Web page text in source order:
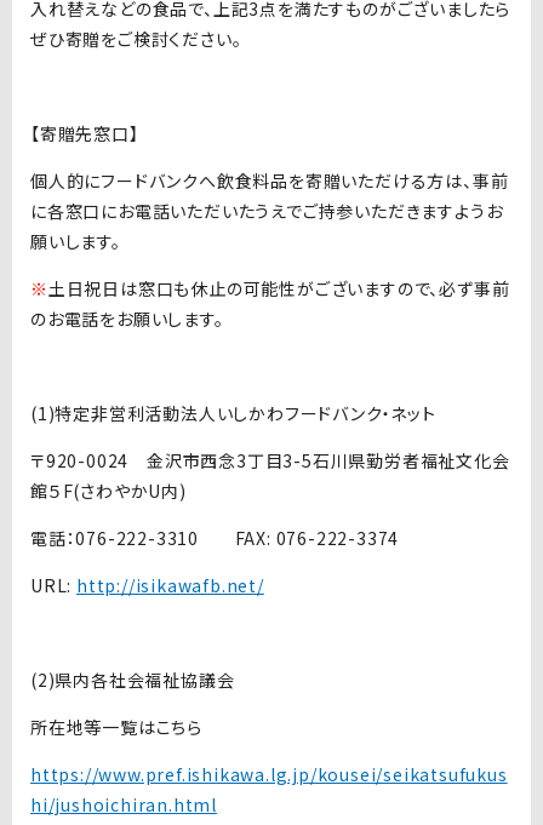
入れ替えなどの食品で、上記3点を満たすものがございましたら
ぜひ寄贈をご検討ください。
【寄贈先窓口】
個人的にフードバンクへ飲食料品を寄贈いただける方は、事前
に各窓口にお電話いただいたうえでご持参いただきますようお
願いします。
※ 土日祝日は窓口も休止の可能性がございますので、必ず事前
のお電話をお願いします。
(1)特定非営利活動法人いしかわフードバンク・ネット
〒920-0024 金沢市西念3丁目3-5石川県勤労者福祉文化会
館５F(さわやかU内)
電話：076-222-3310 FAX: 076-222-3374
URL: http://isikawafb.net/
(2)県内各社会福祉協議会
所在地等一覧はこちら
https://www.pref.ishikawa.lg.jp/kousei/seikatsufukus
hi/jushoichiran.html